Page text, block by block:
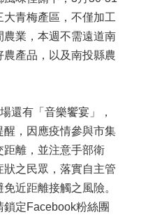
青梅產區，不僅加工
業，本週不需遠道南
產品，以及南投縣農
還有「音樂饗宴」，
，因應疫情參與市集
距離，並注意手部衛
之民眾，落實自主管
近距離接觸之風險。
定Facebook粉絲團